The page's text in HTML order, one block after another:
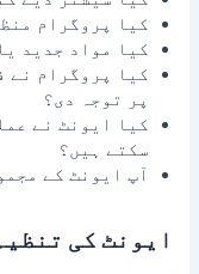
کیا پروگرام
کیا مواد جدید
کیا پروگرام نے
پر توجہ دی؟
کیا ایونٹ نے
سکتے ہیں؟
آپ ایونٹ کے
ایونٹ کی